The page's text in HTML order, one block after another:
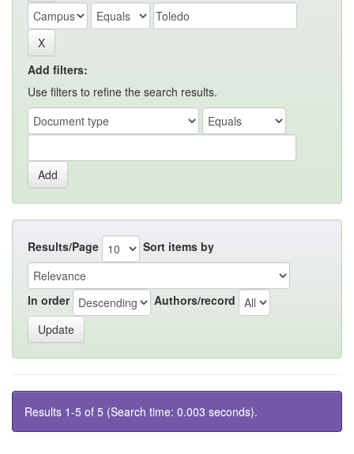
Add filters:
Use filters to refine the search results.
Results/Page Sort items by
In order Authors/record
Results 1-5 of 5 (Search time: 0.003 seconds).